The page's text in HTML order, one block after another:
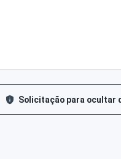
Solicitação para ocultar